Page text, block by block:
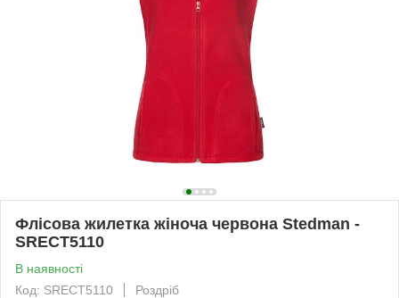
Флісова жилетка жіноча червона Stedman -
SRECT5110
В наявності
Код: SRECT5110
Роздріб